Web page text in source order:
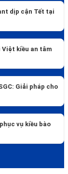
dịp cận Tết tại
Việt kiều an tâm
Giải pháp cho
vụ kiều bào